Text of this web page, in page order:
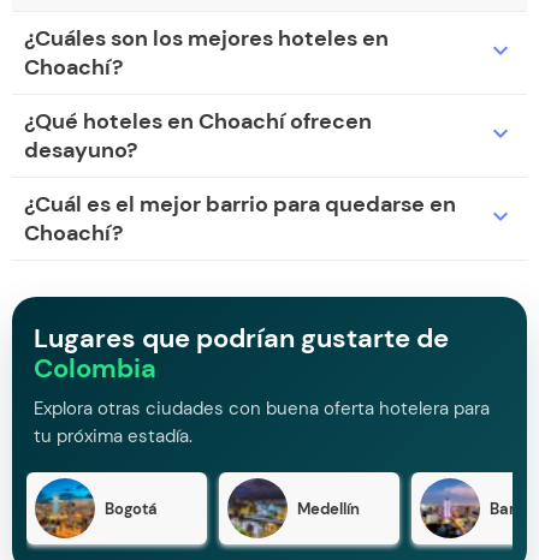
¿Cuáles son los mejores hoteles en
Choachí?
expand_more
¿Qué hoteles en Choachí ofrecen
desayuno?
expand_more
¿Cuál es el mejor barrio para quedarse en
Choachí?
expand_more
Lugares que podrían gustarte de
Colombia
Explora otras ciudades con buena oferta hotelera para
tu próxima estadía.
Bogotá Medellín